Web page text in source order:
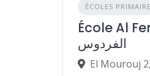
ÉCOLES
École Al
الفردوس
El Mourouj